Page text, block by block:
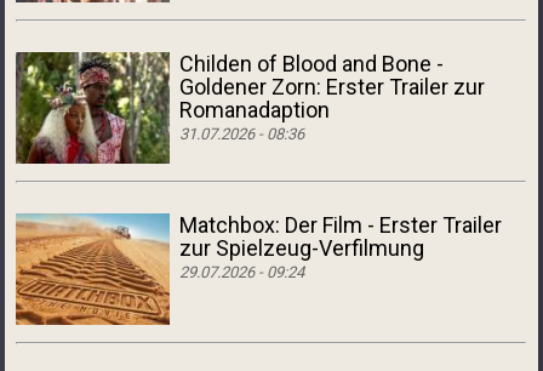
Childen of Blood and Bone -
Goldener Zorn: Erster Trailer zur
Romanadaption
31.07.2026 - 08:36
Matchbox: Der Film - Erster Trailer
zur Spielzeug-Verfilmung
29.07.2026 - 09:24